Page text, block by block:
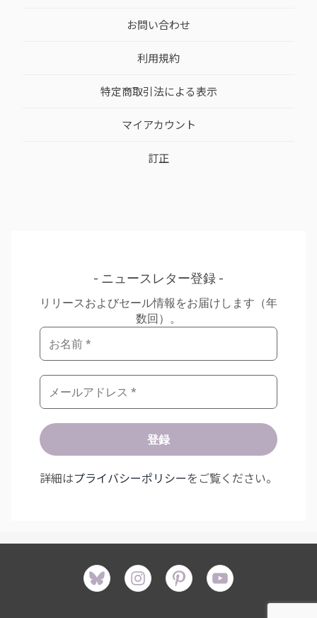
お問い合わせ
利用規約
特定商取引法による表示
マイアカウント
訂正
ニュースレター登録
リリースおよびセール情報をお届けします（年
数回）。
詳細はプライバシーポリシーをご覧ください。
Bluesky instagram pinterest youtube